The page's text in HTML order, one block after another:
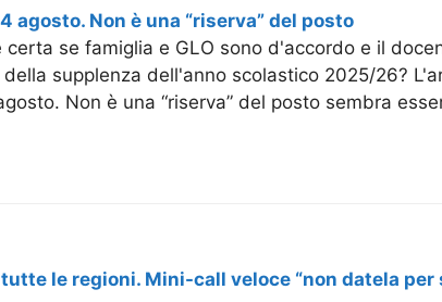
Non è una “riserva” del posto
se famiglia e GLO sono d'accordo e il
supplenza dell'anno scolastico 2025/26?
Non è una “riserva” del posto sembra
le regioni. Mini-call veloce “non datela per